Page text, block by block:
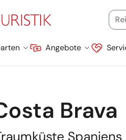
Angebote
Brava
Spaniens